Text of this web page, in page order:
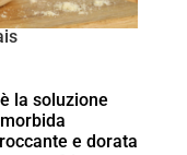
la soluzione
e dorata